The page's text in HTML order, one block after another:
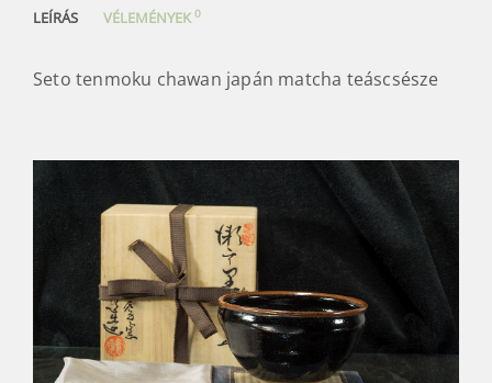
LEÍRÁS VÉLEMÉNYEK0
Seto tenmoku chawan japán matcha teáscsésze